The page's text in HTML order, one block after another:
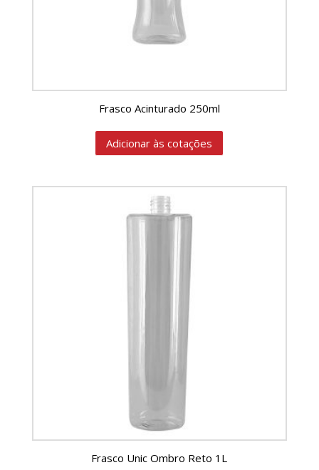
Frasco Acinturado 250ml
Adicionar às cotações
Frasco Unic Ombro Reto 1L